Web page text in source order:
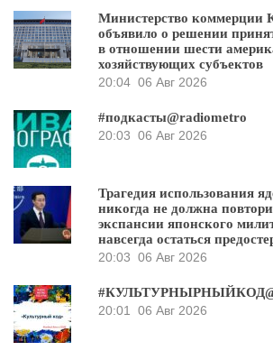
Министерство коммерции
объявило о решении
в отношении шести
хозяйствующих субъектов
20:04 06 Авг 2026
#подкасты@radiometro
20:03 06 Авг 2026
Трагедия использования
никогда не должна
экспансии японского
навсегда остаться
20:03 06 Авг 2026
20:01
06 Авг 2026